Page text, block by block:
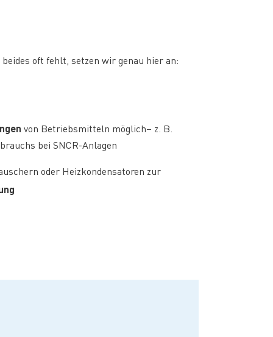
oft fehlt, setzen wir genau hier an:
von Betriebsmitteln möglich– z. B.
bei SNCR-Anlagen
oder Heizkondensatoren zur